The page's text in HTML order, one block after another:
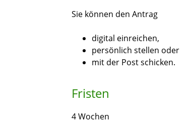
Sie können den Antrag
digital einreichen,
persönlich stellen oder
mit der Post schicken.
Fristen
4 Wochen